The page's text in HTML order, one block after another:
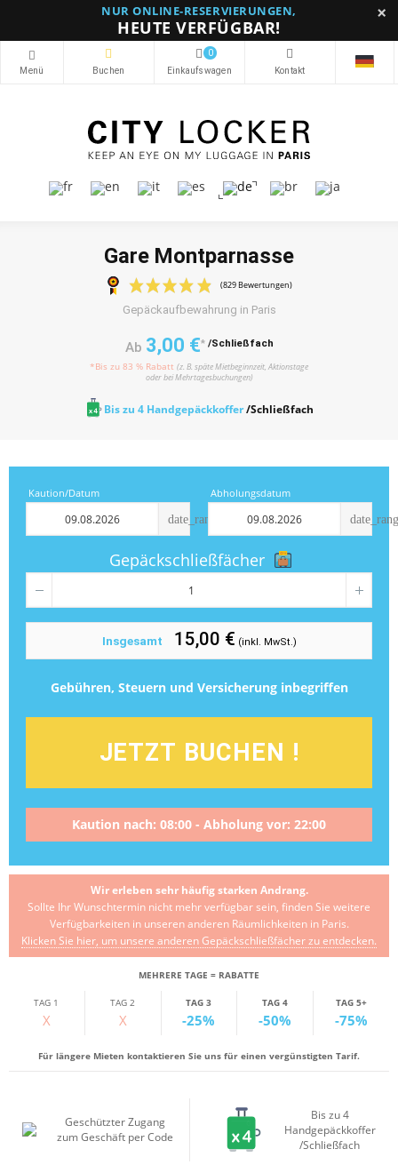
NUR ONLINE-RESERVIERUNGEN,
HEUTE VERFÜGBAR!
×
0
Gare Montparnasse
Gepäckaufbewahrung in Paris
Ab 3,00 €*/Schließfach
*Bis zu 83 % Rabatt (z. B. späte Mietbeginnzeit, Aktionstage
oder bei Mehrtagesbuchungen)
Bis zu 4 Handgepäckkoffer/Schließfach
Kaution/Datum
date_range
Abholungsdatum
Gepäckschließfächer
Insgesamt 15,00 € (inkl. MwSt.)
Gebühren, Steuern und Versicherung inbegriffen
JETZT BUCHEN !
Kaution nach: 08:00 - Abholung vor: 22:00
Wir erleben sehr häufig starken Andrang.
Sollte Ihr Wunschtermin nicht mehr verfügbar sein, finden Sie weitere
Verfügbarkeiten in unseren anderen Räumlichkeiten in Paris.
Klicken Sie hier, um unsere anderen Gepäckschließfächer zu entdecken.
MEHRERE TAGE = RABATTE
TAG 1
X
TAG 2
X
TAG 3
-25%
TAG 4
-50%
TAG 5+
-75%
Für längere Mieten kontaktieren Sie uns für einen vergünstigten Tarif.
Geschützter Zugang
zum Geschäft per Code
Bis zu 4
Handgepäckkoffer
/Schließfach